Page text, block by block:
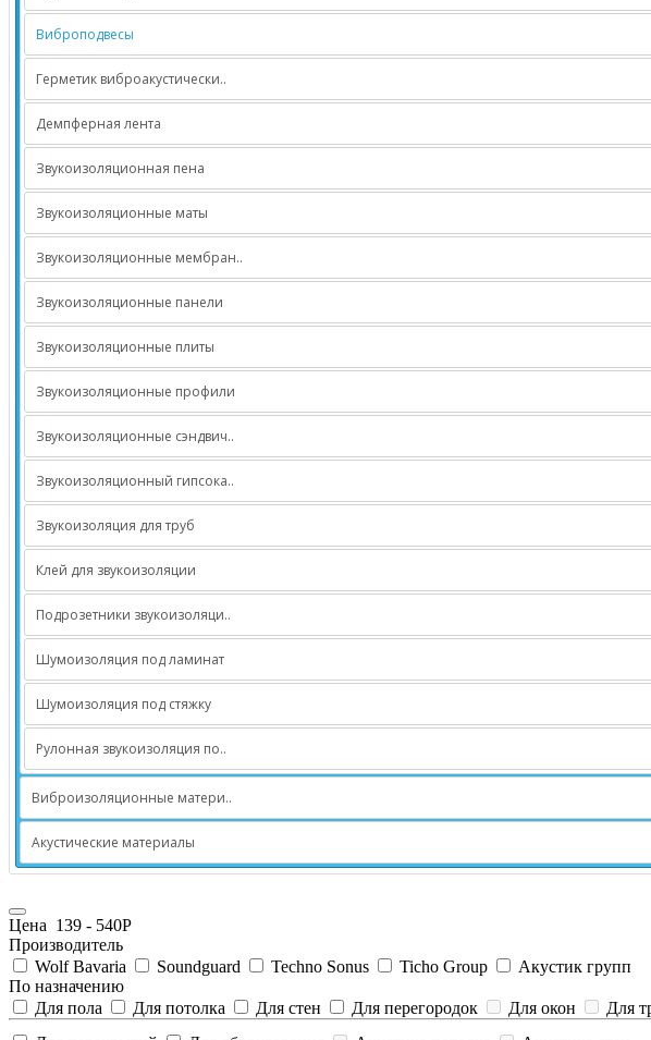
Виброподвесы
Герметик виброакустически..
Демпферная лента
Звукоизоляционная пена
Звукоизоляционные маты
Звукоизоляционные мембран..
Звукоизоляционные панели
Звукоизоляционные плиты
Звукоизоляционные профили
Звукоизоляционные сэндвич..
Звукоизоляционный гипсока..
Звукоизоляция для труб
Клей для звукоизоляции
Подрозетники звукоизоляци..
Шумоизоляция под ламинат
Шумоизоляция под стяжку
Рулонная звукоизоляция по..
Виброизоляционные матери..
Акустические материалы
Цена 139 - 540Р
Производитель
Wolf Bavaria
Soundguard Techno Sonus Ticho Group
Акустик групп
По назначению
Для пола
Для потолка Для стен Для перегородок Для окон
Для